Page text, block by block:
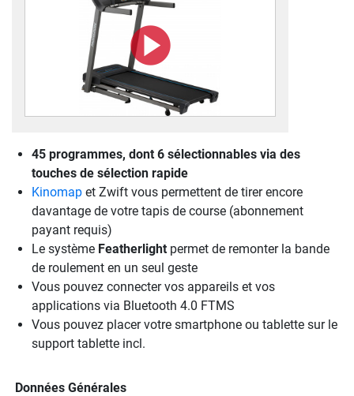
45 programmes, dont 6 sélectionnables via des
touches de sélection rapide
Kinomap et Zwift vous permettent de tirer encore
davantage de votre tapis de course (abonnement
payant requis)
Le système Featherlight permet de remonter la bande
de roulement en un seul geste
Vous pouvez connecter vos appareils et vos
applications via Bluetooth 4.0 FTMS
Vous pouvez placer votre smartphone ou tablette sur le
support tablette incl.
Données Générales